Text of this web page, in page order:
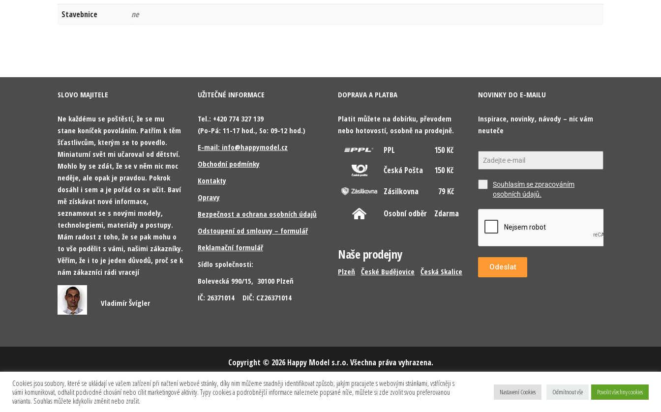
Stavebnice ne
SLOVO MAJITELE
Ne každému se poštěstí, že se mu
stane koníček povoláním. Patřím k těm
šťastlivcům, kterým se to povedlo.
Miniaturní svět mi učaroval od dětství.
Mohlo by se zdát, že se v něm nic moc
neděje, ale opak je pravdou. Pokrok
dosáhl i sem a je pořád co se učit. Baví
mě získávat nové informace,
seznamovat se s novými modely,
technologiemi, materiály a postupy.
Mám radost z toho, že se pak mohu o
to vše podělit s vámi, našimi zákazníky.
Věřím, že i to je jeden důvodů, proč se k
nám zákazníci rádi vracejí
Vladimír Švígler
UŽITEČNÉ INFORMACE
Tel.: +420 774 327 139
(Po-Pá: 11-17 hod., So: 09-12 hod.)
E-mail: info@happymodel.cz
Obchodní podmínky
Kontakty
Opravy
Bezpečnost a ochrana osobních údajů
Odstoupení od smlouvy – formulář
Reklamační formulář
Sídlo společnosti:
Bolevecká 990/15, 30100 Plzeň
IČ: 26371014 DIČ: CZ26371014
DOPRAVA A PLATBA
Platit můžete na dobírku, převodem
nebo hotovostí, osobně na prodejně.
PPL
150 Kč
Česká Pošta
150 Kč
Zásilkovna
79 Kč
Osobní odběr Zdarma
Naše prodejny
Plzeň České Budějovice Česká Skalice
NOVINKY DO E-MAILU
Inspirace, novinky, návody – nic vám
neuteče
Souhlasím se zpracováním
osobních údajů.
Odeslat
Copyright © 2026 Happy Model s.r.o. Všechna práva vyhrazena.
Cookies jsou soubory, které se ukládají ve vašem zařízení při načtení webové stránky, díky nim můžeme snadněji identifikovat způsob, jakým pracujete s webovými stránkami, vstřícněji s
vámi komunikovat, odhalit podvodné chování nebo cílit marketingové aktivity. Typy cookies a podrobnější informace naleznete popsané níže, můžete si zde zvolit svou preferovanou
variantu. Souhlas můžete kdykoliv změnit nebo zrušit.
Nastavení Cookies Odmítnout vše Povolit všechny cookies